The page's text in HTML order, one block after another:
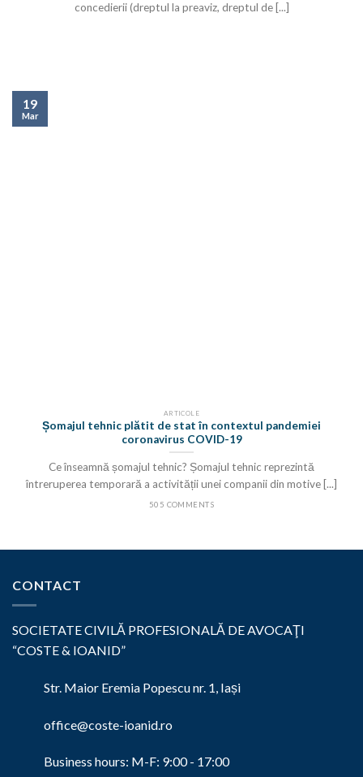
concedierii (dreptul la preaviz, dreptul de [...]
ARTICOLE
Șomajul tehnic plătit de stat în contextul pandemiei
coronavirus COVID-19
Ce înseamnă șomajul tehnic? Șomajul tehnic reprezintă
întreruperea temporară a activității unei companii din motive [...]
505 COMMENTS
19
Mar
CONTACT
SOCIETATE CIVILĂ PROFESIONALĂ DE AVOCAŢI
“COSTE & IOANID”
Str. Maior Eremia Popescu nr. 1, Iași
office@coste-ioanid.ro
Business hours: M-F: 9:00 - 17:00